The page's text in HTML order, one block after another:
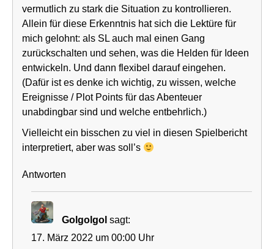
vermutlich zu stark die Situation zu kontrollieren.
Allein für diese Erkenntnis hat sich die Lektüre für
mich gelohnt: als SL auch mal einen Gang
zurückschalten und sehen, was die Helden für Ideen
entwickeln. Und dann flexibel darauf eingehen.
(Dafür ist es denke ich wichtig, zu wissen, welche
Ereignisse / Plot Points für das Abenteuer
unabdingbar sind und welche entbehrlich.)
Vielleicht ein bisschen zu viel in diesen Spielbericht
interpretiert, aber was soll’s
Antworten
Golgolgol sagt:
17. März 2022 um 00:00 Uhr